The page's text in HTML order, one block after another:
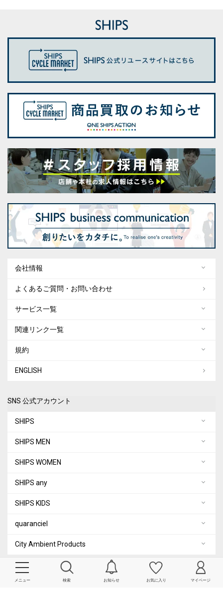
メニュー 検索 お知らせ お気に入り マイページ
会社情報
よくあるご質問・お問い合わせ
サービス一覧
関連リンク一覧
規約
ENGLISH
SNS 公式アカウント
SHIPS
SHIPS MEN
SHIPS WOMEN
SHIPS any
SHIPS KIDS
quaranciel
City Ambient Products
COPYRIGHT© SHIPS ALL RIGHTS RESERVED.